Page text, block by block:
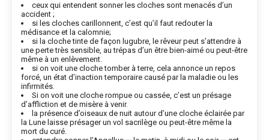
ceux qui entendent sonner les cloches sont menacés d’un
accident ;
si les cloches carillonnent, c’est qu’il faut redouter la
médisance et la calomnie;
si la cloche tinte de façon lugubre, le rêveur peut s’attendre à
une perte très sensible, au trépas d’un être bien-aimé ou peut-être
même à un enlèvement.
si on voit une cloche tomber à terre, cela annonce un repos
forcé, un état d’inaction temporaire causé par la maladie ou les
infirmités.
Si on voit une cloche rompue ou cassée, c’est un présage
d’affliction et de misère à venir.
la présence d’oiseaux de nuit autour d’une cloche éclairée par
la Lune laisse présager un vol sacrilège ou peut-être même la
mort du curé.